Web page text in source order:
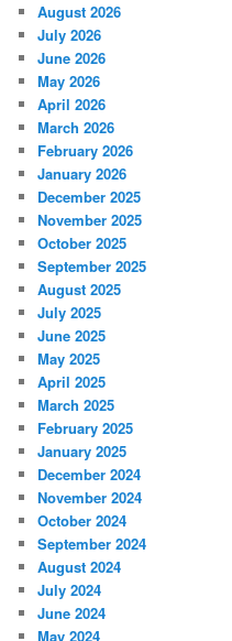
August 2026
July 2026
June 2026
May 2026
April 2026
March 2026
February 2026
January 2026
December 2025
November 2025
October 2025
September 2025
August 2025
July 2025
June 2025
May 2025
April 2025
March 2025
February 2025
January 2025
December 2024
November 2024
October 2024
September 2024
August 2024
July 2024
June 2024
May 2024